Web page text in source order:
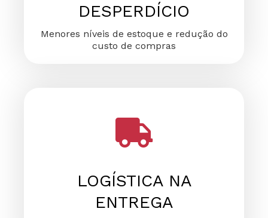
DESPERDÍCIO
Menores níveis de estoque e redução do
custo de compras
LOGÍSTICA NA
ENTREGA